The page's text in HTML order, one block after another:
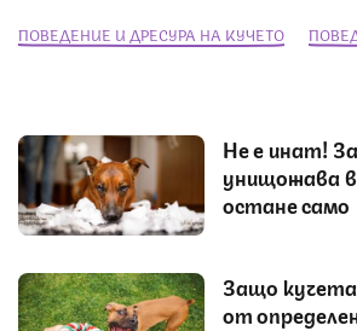
ПОВЕДЕНИЕ И ДРЕСУРА НА КУЧЕТО
Не е инат!
унищожава
остане само
Защо
от